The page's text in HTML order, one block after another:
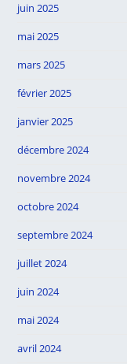
juin 2025
mai 2025
mars 2025
février 2025
janvier 2025
décembre 2024
novembre 2024
octobre 2024
septembre 2024
juillet 2024
juin 2024
mai 2024
avril 2024